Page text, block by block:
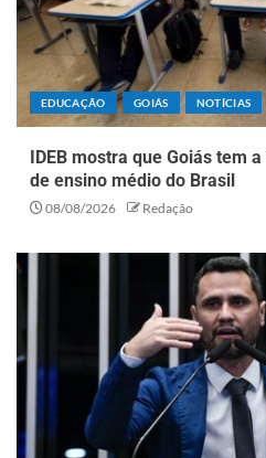
EDUCAÇÃO GOIÁS NOTÍCIAS
IDEB mostra que Goiás tem
de ensino médio do Brasil
08/08/2026 Redação